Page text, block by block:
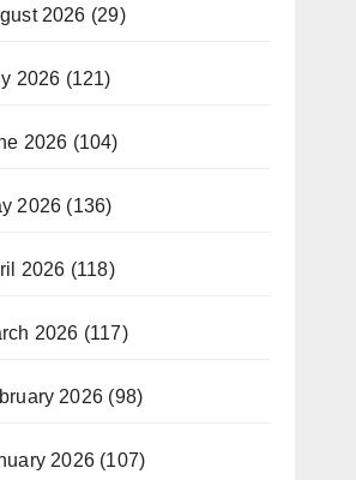
2026 (29)
2026 (121)
2026 (104)
2026 (136)
2026 (118)
2026 (117)
2026 (98)
2026(107)